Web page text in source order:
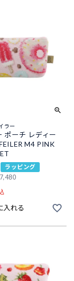
ラー
ポーチ レディー
M4 PINK
ラッピング
7,480
入れる